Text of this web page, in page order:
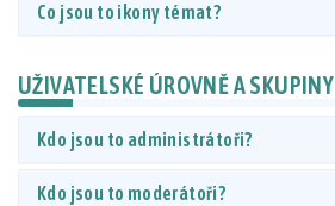
Co jsou to ikony témat?
UŽIVATELSKÉ ÚROVNĚ A SKUPINY
Kdo jsou to administrátoři?
Kdo jsou to moderátoři?